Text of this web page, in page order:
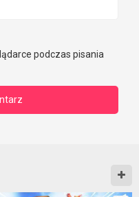
podczas pisania